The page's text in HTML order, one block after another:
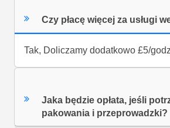
Czy płacę więcej za usługi
Tak, Doliczamy dodatkowo £5/
Jaka będzie opłata, jeśli
pakowania i przeprowadzki?